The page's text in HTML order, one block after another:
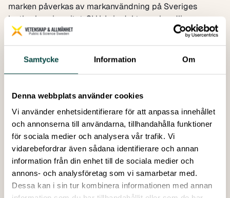
Samtycke Information Om
Denna webbplats använder cookies
Vi använder enhetsidentifierare för att anpassa innehållet
och annonserna till användarna, tillhandahålla funktioner
för sociala medier och analysera vår trafik. Vi
vidarebefordrar även sådana identifierare och annan
information från din enhet till de sociala medier och
annons- och analysföretag som vi samarbetar med.
Dessa kan i sin tur kombinera informationen med annan
marken påverkas av markanvändning på Sveriges
lantbruksuniversitet, SLU. I sin doktorsavhandling
undersökte han hur mikrobers mångfald och förmåga att
bryta ner kolämnen förändras i takt med att öppna
landskap växer igen och beskogas, och hur spår av de
Mängden och mångfalden av mikrober som lever i och
utgöra 99,8 % av alla arter på jorden. Ändå är de flesta
mikroorganismer idag okända, eftersom vi länge saknat
förutsättningarna för att se och studera dem. Genom att
kombinera DNA-baserade metoder med grundläggande
teorier och tankar kring ekologi strävar Tord efter att
sammankoppla mikrobernas värld på molekylär nivå
med de ekosystem människan verkar i och genom.